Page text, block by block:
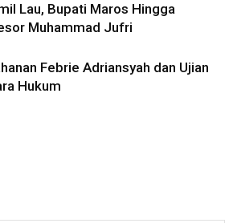
Lau, Bupati Maros Hingga
Muhammad Jufri
Febrie Adriansyah dan Ujian
Hukum